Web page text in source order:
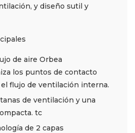
y diseño sutil y
de aire Orbea
los puntos de contacto
flujo de ventilación interna.
de ventilación y una
tc
de 2 capas